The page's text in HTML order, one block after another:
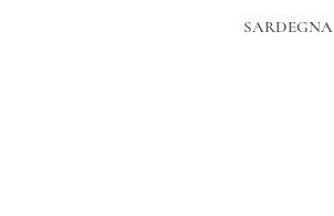
SARDEGNA